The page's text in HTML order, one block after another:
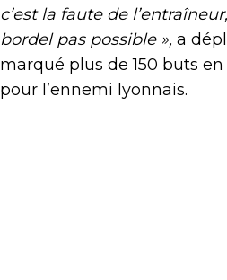
c’est la faute de
bordel pas possible », a
marqué plus de 150 buts
pour l’ennemi lyonnais.